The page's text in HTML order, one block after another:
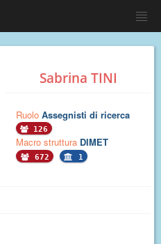
Sabrina TINI
Ruolo Assegnisti di ricerca
126
Macro struttura DIMET
672 1